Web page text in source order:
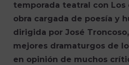
temporada teatral con Los
obra cargada de poesía y
dirigida por José
mejores dramaturgos de
en opinión de muchos